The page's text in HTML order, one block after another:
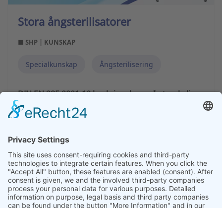
Stora ångsterilisatorer
■ SHP | KUNSKAP
Specialkunskap Ångsterilisering
DIN EN 285:2021-12 beskriver krav på storskaliga
ångsterilisatorer avsedda för användning inom
hälso- och sjukvården samt vid tillverkning av
1 2